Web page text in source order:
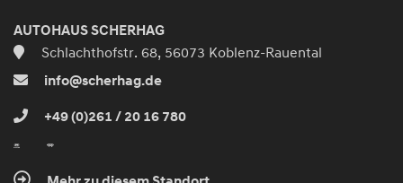
AUTOHAUS SCHERHAG
Schlachthofstr. 68, 56073 Koblenz-Rauental
info@scherhag.de
+49 (0)261 / 20 16 780